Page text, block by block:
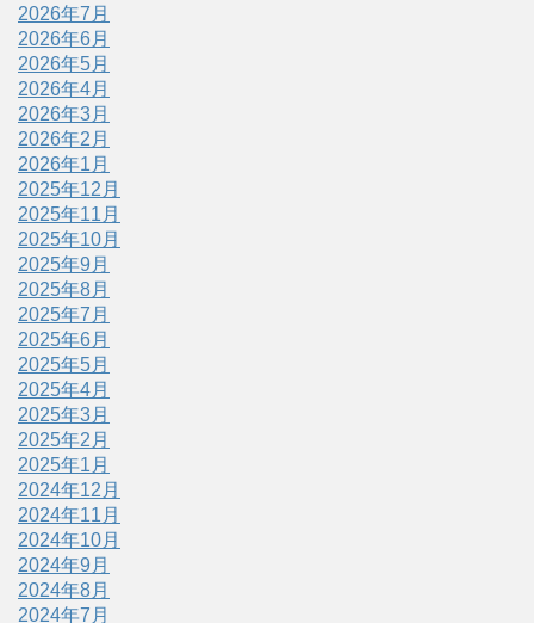
2026年7月
2026年6月
2026年5月
2026年4月
2026年3月
2026年2月
2026年1月
2025年12月
2025年11月
2025年10月
2025年9月
2025年8月
2025年7月
2025年6月
2025年5月
2025年4月
2025年3月
2025年2月
2025年1月
2024年12月
2024年11月
2024年10月
2024年9月
2024年8月
2024年7月